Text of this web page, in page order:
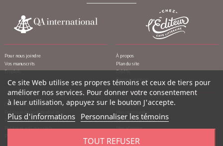
Pour nous joindre
Vos manuscrits
Emplois
À propos
Plan du site
Crédits
Remerciements
Conditions d’utilisation
Politique de confidentialité
Politique contre le harcèlement
Politique anti-pourriels
Mon compte
Mes commandes
Mes notes de crédit
Mes adresses
Mes bons de réduction
Ce site Web utilise ses propres témoins et ceux de tiers pour
améliorer nos services. Pour donner votre consentement
à leur utilisation, appuyez sur le bouton J'accepte.
Plus d'informations Personnaliser les témoins
TOUT REFUSER